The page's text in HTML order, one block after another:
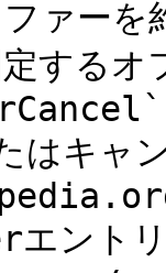
ァー
する
はキャ
エント